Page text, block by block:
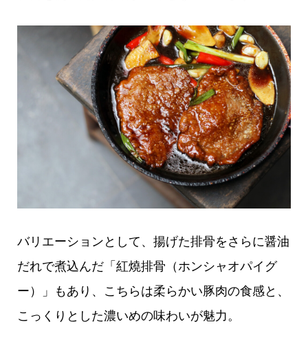
バリエーションとして、揚げた排骨をさらに醤油
だれで煮込んだ「紅燒排骨（ホンシャオパイグ
ー）」もあり、こちらは柔らかい豚肉の食感と、
こっくりとした濃いめの味わいが魅力。